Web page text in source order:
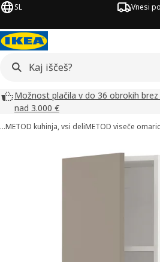
SL Vnesi
Možnost plačila v do 36 obrokih
nad 3.000 €
…METOD kuhinja, vsi deliMETOD viseče